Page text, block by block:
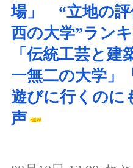
場」 “立地の評
西の大学”ラン
「伝統工芸と建
一無二の大学」
遊びに行くのに
声